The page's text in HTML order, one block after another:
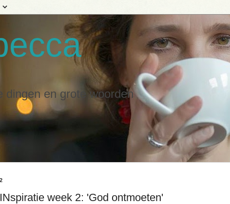
dingen en grote woorden
week 2: 'God ontmoeten'